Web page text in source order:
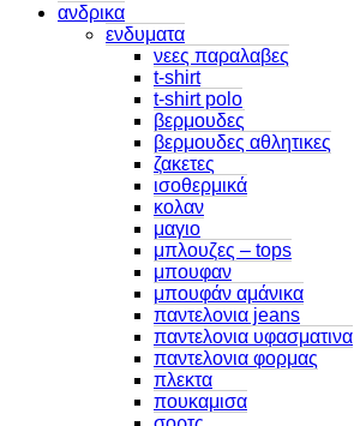
ανδρικα
ενδυματα
νεες παραλαβες
t-shirt
t-shirt polo
βερμουδες
βερμουδες αθλητικες
ζακετες
ισοθερμικά
κολαν
μαγιο
μπλουζες – tops
μπουφαν
μπουφάν αμάνικα
παντελονια jeans
παντελονια υφασματινα
παντελονια φορμας
πλεκτα
πουκαμισα